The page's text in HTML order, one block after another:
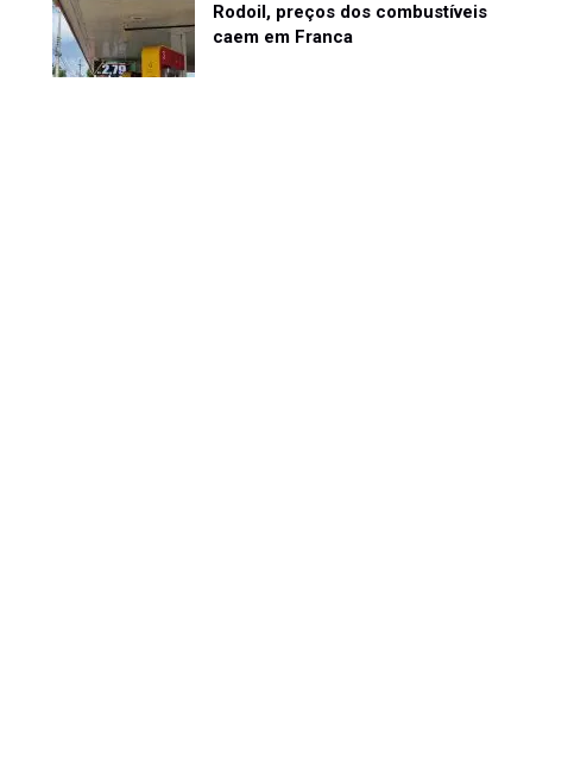
Rodoil, preços dos combustíveis
caem em Franca